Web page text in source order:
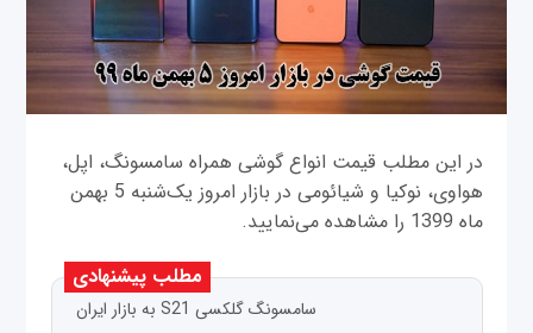
در این مطلب قیمت انواع گوشی همراه سامسونگ، اپل،
هواوی، نوکیا و شیائومی در بازار امروز ‌یک‌شنبه 5 بهمن
ماه 1399 را مشاهده می‌نمایید.
مطلب پیشنهادی
سامسونگ گلکسی S21 به بازار ایران